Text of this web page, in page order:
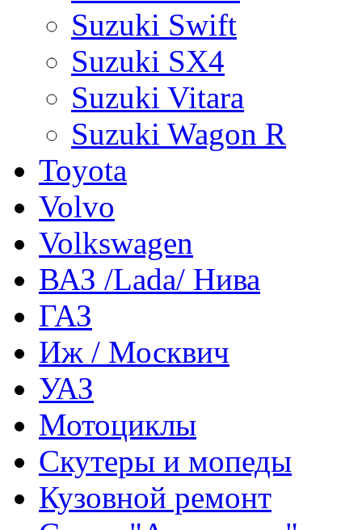
Suzuki Swift
Suzuki SX4
Suzuki Vitara
Suzuki Wagon R
Toyota
Volvo
Volkswagen
ВАЗ /Lada/ Нива
ГАЗ
Иж / Москвич
УАЗ
Мотоциклы
Скутеры и мопеды
Кузовной ремонт